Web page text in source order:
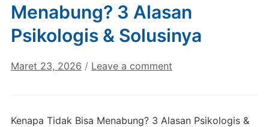
Menabung? 3 Alasan
Psikologis & Solusinya
Maret 23, 2026 / Leave a comment
Kenapa Tidak Bisa Menabung? 3 Alasan Psikologis &